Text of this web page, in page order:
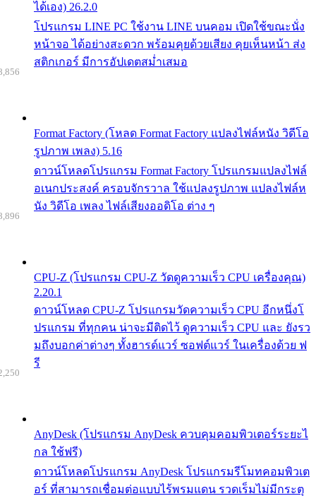
ได้เอง) 26.2.0
โปรแกรม LINE PC ใช้งาน LINE บนคอม เปิดใช้ขณะนั่ง
หน้าจอ ได้อย่างสะดวก พร้อมคุยด้วยเสียง คุยเห็นหน้า ส่ง
สติกเกอร์ มีการอัปเดตสม่ำเสมอ
Format Factory (โหลด Format Factory แปลงไฟล์หนัง วิดีโอ
รูปภาพ เพลง) 5.16
ดาวน์โหลดโปรแกรม Format Factory โปรแกรมแปลงไฟล์
อเนกประสงค์ ครอบจักรวาล ใช้แปลงรูปภาพ แปลงไฟล์ห
นัง วิดีโอ เพลง ไฟล์เสียงออดิโอ ต่าง ๆ
CPU-Z (โปรแกรม CPU-Z วัดดูความเร็ว CPU เครื่องคุณ)
2.20.1
ดาวน์โหลด CPU-Z โปรแกรมวัดความเร็ว CPU อีกหนึ่งโ
ปรแกรม ที่ทุกคน น่าจะมีติดไว้ ดูความเร็ว CPU และ ยังรว
มถึงบอกค่าต่างๆ ทั้งฮารด์แวร์ ซอฟต์แวร์ ในเครื่องด้วย ฟ
รี
AnyDesk (โปรแกรม AnyDesk ควบคุมคอมพิวเตอร์ระยะไ
กล ใช้ฟรี)
ดาวน์โหลดโปรแกรม AnyDesk โปรแกรมรีโมทคอมพิวเต
อร์ ที่สามารถเชื่อมต่อแบบไร้พรมแดน รวดเร็มไม่มีกระตุ